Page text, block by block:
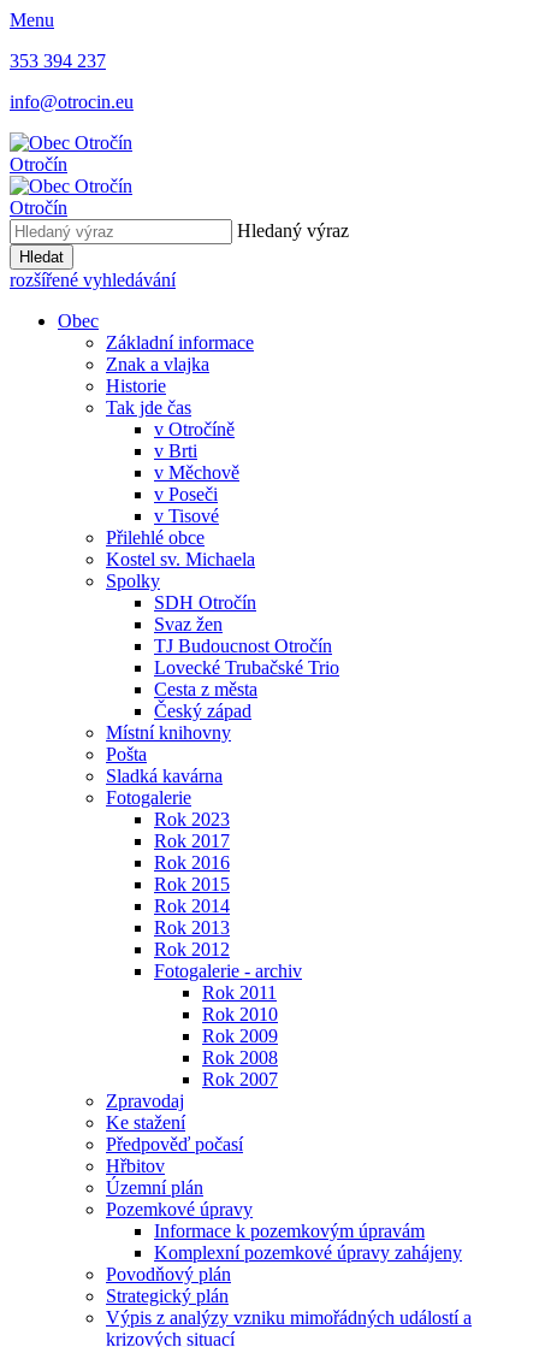
Menu
353 394 237
info@otrocin.eu
Otročín
Otročín
Hledaný výraz
Hledat
rozšířené vyhledávání
Obec
Základní informace
Znak a vlajka
Historie
Tak jde čas
v Otročíně
v Brti
v Měchově
v Poseči
v Tisové
Přilehlé obce
Kostel sv. Michaela
Spolky
SDH Otročín
Svaz žen
TJ Budoucnost Otročín
Lovecké Trubačské Trio
Cesta z města
Český západ
Místní knihovny
Pošta
Sladká kavárna
Fotogalerie
Rok 2023
Rok 2017
Rok 2016
Rok 2015
Rok 2014
Rok 2013
Rok 2012
Fotogalerie - archiv
Rok 2011
Rok 2010
Rok 2009
Rok 2008
Rok 2007
Zpravodaj
Ke stažení
Předpověď počasí
Hřbitov
Územní plán
Pozemkové úpravy
Informace k pozemkovým úpravám
Komplexní pozemkové úpravy zahájeny
Povodňový plán
Strategický plán
Výpis z analýzy vzniku mimořádných událostí a
krizových situací